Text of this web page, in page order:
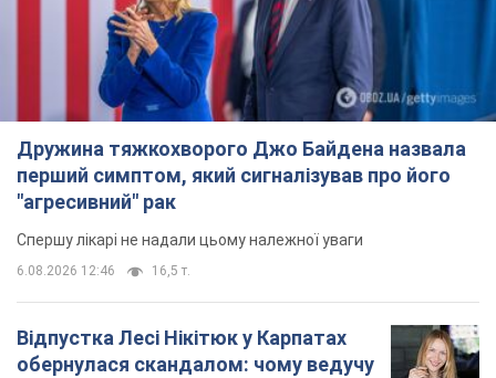
Дружина тяжкохворого Джо Байдена назвала
перший симптом, який сигналізував про його
"агресивний" рак
Спершу лікарі не надали цьому належної уваги
6.08.2026 12:46 16,5 т.
Відпустка Лесі Нікітюк у Карпатах
обернулася скандалом: чому ведучу